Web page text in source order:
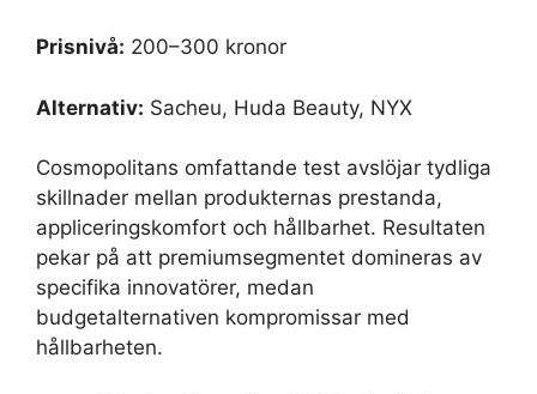
Prisnivå: 200–300 kronor
Alternativ: Sacheu, Huda Beauty, NYX
Cosmopolitans omfattande test avslöjar tydliga
skillnader mellan produkternas prestanda,
appliceringskomfort och hållbarhet. Resultaten
pekar på att premiumsegmentet domineras av
specifika innovatörer, medan
budgetalternativen kompromissar med
hållbarheten.